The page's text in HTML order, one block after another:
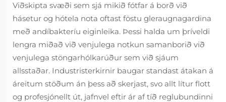
Viðskipta svæði sem sjá mikið fótfar á borð við
hásetur og hótela nota oftast föstu gleraugnagardina
með andíbakteríu eiginleika. Þessi halda um þríveldi
lengra miðað við venjulega notkun samanborið við
venjulega stöngarhólkarúður sem við sjáum
allsstaðar. Industristerkirnir baugar standast átakan á
áreitum stöðum án þess að skerjast, svo allt lítur flott
og profesjónellt út, jafnvel eftir ár af tíð reglubundinni